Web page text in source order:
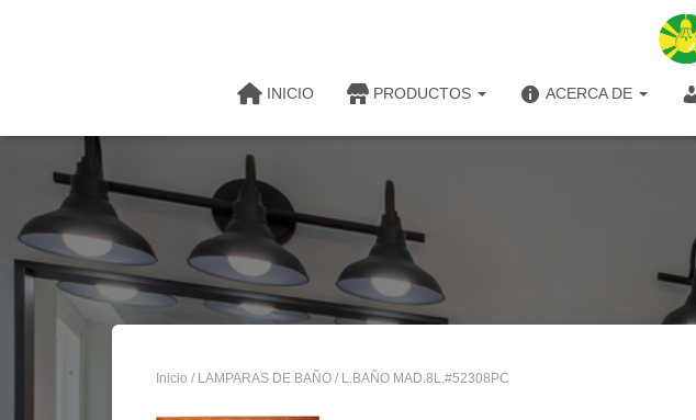
INICIO PRODUCTOS ACERCA DE
Inicio / LAMPARAS DE BAÑO / L.BAÑO MAD.8L.#52308PC